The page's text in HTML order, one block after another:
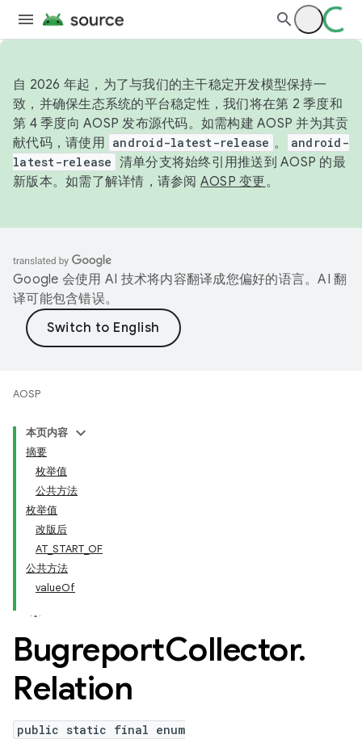
自 2026 年起，为了与我们的主干稳定开发模型保持一
致，并确保生态系统的平台稳定性，我们将在第 2 季度和
第 4 季度向 AOSP 发布源代码。如需构建 AOSP 并为其贡
献代码，请使用 android-latest-release 。
android-
latest-release 清单分支将始终引用推送到 AOSP 的最
新版本。如需了解详情，请参阅 AOSP 变更。
Google 会使用 AI 技术将内容翻译成您偏好的语言。AI 翻
译可能包含错误。
AOSP
本页内容
摘要
枚举值
公共方法
枚举值
改版后
AT_START_OF
公共方法
valueOf
BugreportCollector.
Relation
public static final enum